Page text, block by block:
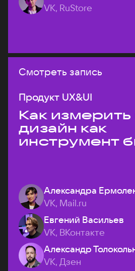
VK, RuStore
Смотреть запись
Продукт UX&UI
Как измерить
дизайн как
инструмент
Александра
VK, Mail.ru
Евгений Васильев
VK, ВКонтакте
Александр
VK, Дзен